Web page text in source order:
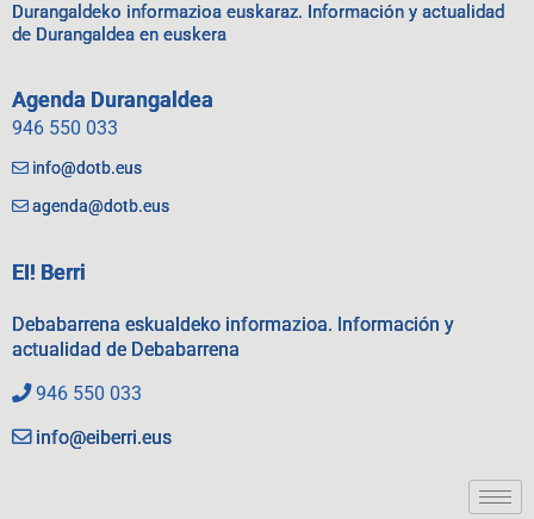
Durangaldeko informazioa euskaraz. Información y actualidad
de Durangaldea en euskera
Agenda Durangaldea
946 550 033
info@dotb.eus
agenda@dotb.eus
EI! Berri
Debabarrena eskualdeko informazioa. Información y
actualidad de Debabarrena
946 550 033
info@eiberri.eus